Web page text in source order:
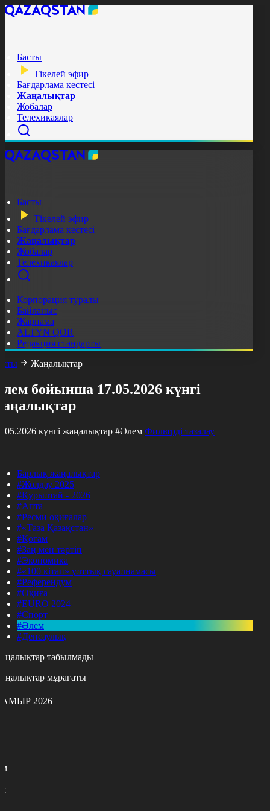
Басты
Тікелей эфир
Бағдарлама кестесі
Жаңалықтар
Жобалар
Телехикаялар
Басты
Тікелей эфир
Бағдарлама кестесі
Жаңалықтар
Жобалар
Телехикаялар
Корпорация туралы
Байланыс
Жарнама
ALTYN QOR
Редакция стандарты
Жаңалықтар
бойынша 17.05.2026 күнгі
күнгі жаңалықтар #Әлем Фильтрді тазалау
Барлық жаңалықтар
#Жолдау 2025
#Құрылтай - 2026
#Апта
#Ресми оқиғалар
#«Таза Қазақстан»
#Қоғам
#Заң мен тәртіп
#Экономика
#«100 кітап» ұлттық сауалнамасы
#Референдум
#Оқиға
#EURO 2024
#Спорт
#Әлем
#Денсаулық
табылмады
мұрағаты
2026